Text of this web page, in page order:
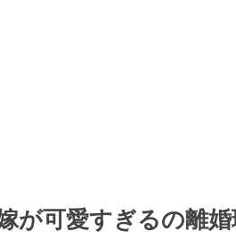
が可愛すぎるの離